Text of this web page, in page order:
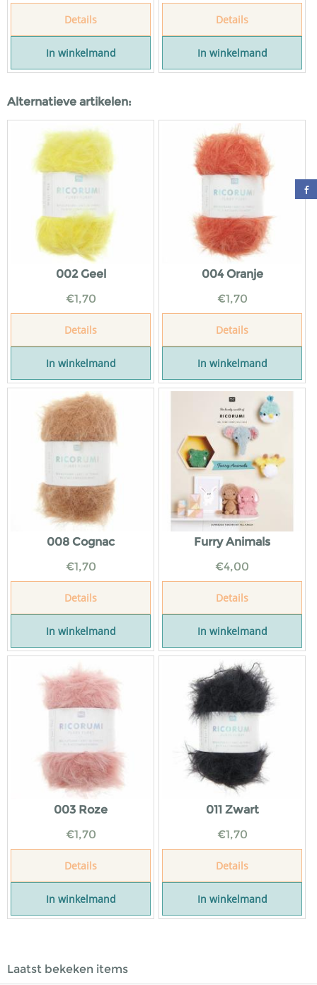
Details
In winkelmand
Details
In winkelmand
Alternatieve artikelen:
002 Geel
€1,70
Details
In winkelmand
004 Oranje
€1,70
Details
In winkelmand
008 Cognac
€1,70
Details
In winkelmand
Furry Animals
€4,00
Details
In winkelmand
003 Roze
€1,70
Details
In winkelmand
011 Zwart
€1,70
Details
In winkelmand
Laatst bekeken items